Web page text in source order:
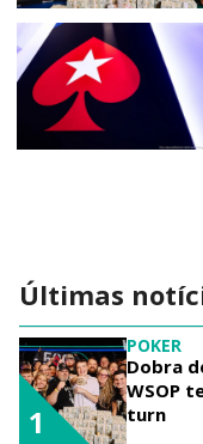
Últimas
POKER
Dobra
WSOP
turn
1